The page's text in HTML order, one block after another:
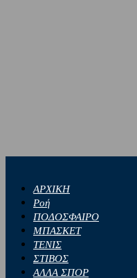
ΑΡΧΙΚΗ
Ροή
ΠΟΔΟΣΦΑΙΡΟ
ΜΠΑΣΚΕΤ
ΤΕΝΙΣ
ΣΤΙΒΟΣ
ΑΛΛΑ ΣΠΟΡ